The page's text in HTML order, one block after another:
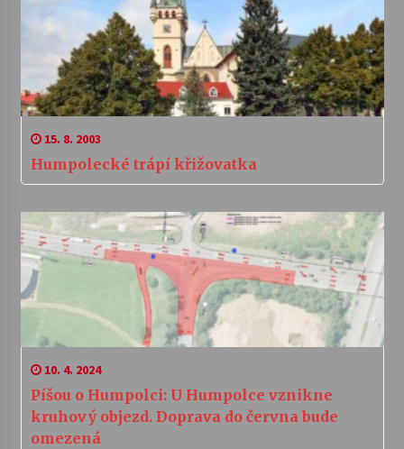
15. 8. 2003
Humpolecké trápí křižovatka
10. 4. 2024
Píšou o Humpolci: U Humpolce vznikne
kruhový objezd. Doprava do června bude
omezená